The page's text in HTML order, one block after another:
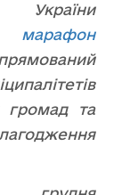
марафон
громад та